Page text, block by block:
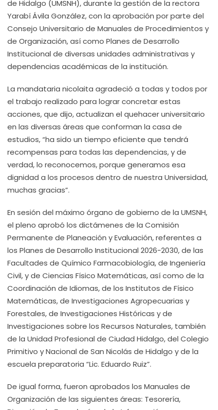
de Hidalgo (UMSNH), durante la gestión de la rectora
Yarabí Ávila González, con la aprobación por parte del
Consejo Universitario de Manuales de Procedimientos y
de Organización, así como Planes de Desarrollo
Institucional de diversas unidades administrativas y
dependencias académicas de la institución.
La mandataria nicolaita agradeció a todas y todos por
el trabajo realizado para lograr concretar estas
acciones, que dijo, actualizan el quehacer universitario
en las diversas áreas que conforman la casa de
estudios, “ha sido un tiempo eficiente que tendrá
recompensas para todas las dependencias, y de
verdad, lo reconocemos, porque generamos esa
dignidad a los procesos dentro de nuestra Universidad,
muchas gracias”.
En sesión del máximo órgano de gobierno de la UMSNH,
el pleno aprobó los dictámenes de la Comisión
Permanente de Planeación y Evaluación, referentes a
los Planes de Desarrollo Institucional 2026-2030, de las
Facultades de Químico Farmacobiología, de Ingeniería
Civil, y de Ciencias Físico Matemáticas, así como de la
Coordinación de Idiomas, de los Institutos de Físico
Matemáticas, de Investigaciones Agropecuarias y
Forestales, de Investigaciones Históricas y de
Investigaciones sobre los Recursos Naturales, también
de la Unidad Profesional de Ciudad Hidalgo, del Colegio
Primitivo y Nacional de San Nicolás de Hidalgo y de la
escuela preparatoria “Lic. Eduardo Ruiz”.
De igual forma, fueron aprobados los Manuales de
Organización de las siguientes áreas: Tesorería,